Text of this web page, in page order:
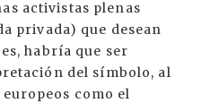
activistas plenas
privada) que desean
habría que ser
del símbolo, al
como el